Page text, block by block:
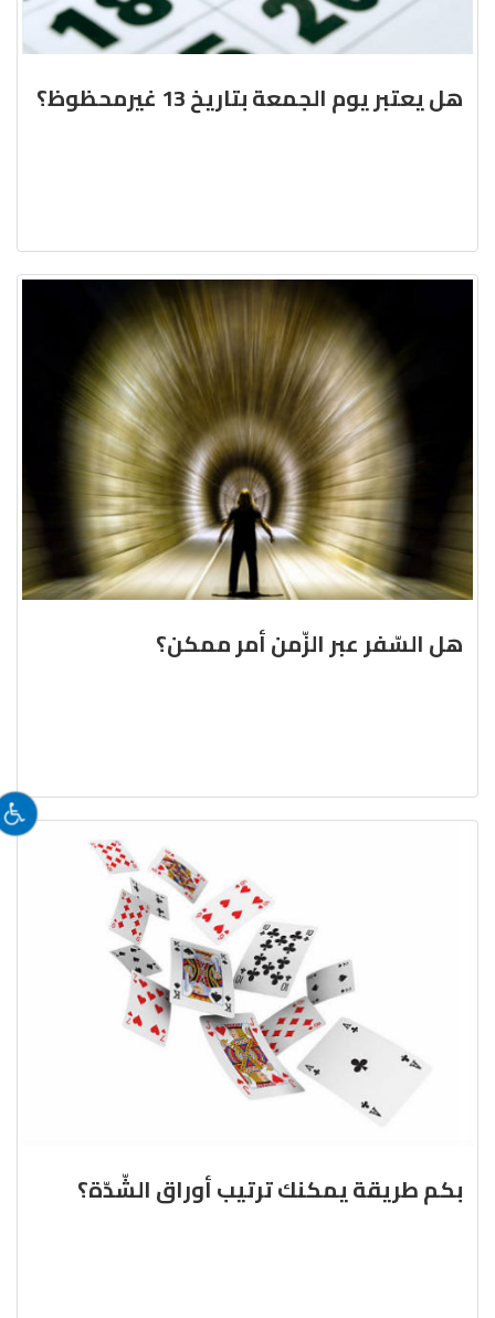
هل يعتبر يوم الجمعة بتاريخ 13 غيرمحظوظ؟
هل السّفر عبر الزّمن أمر ممكن؟
بكم طريقة يمكنك ترتيب أوراق الشّدّة؟